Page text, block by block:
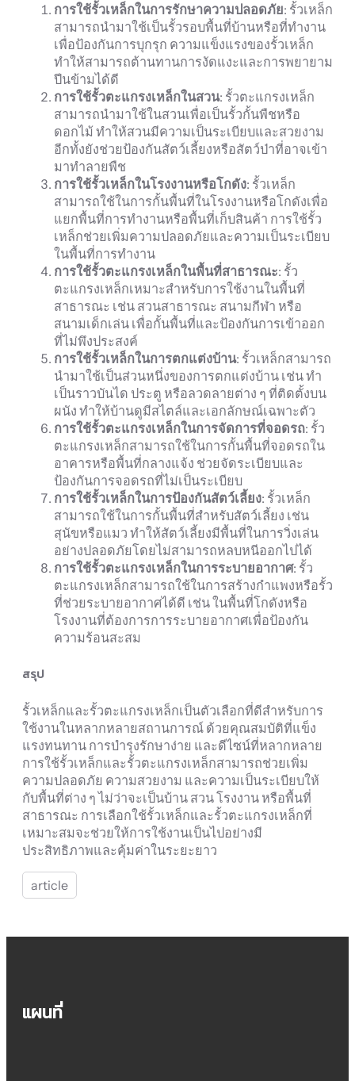
การใช้รั้วเหล็กในการรักษาความปลอดภัย: รั้วเหล็ก
สามารถนำมาใช้เป็นรั้วรอบพื้นที่บ้านหรือที่ทำงาน
เพื่อป้องกันการบุกรุก ความแข็งแรงของรั้วเหล็ก
ทำให้สามารถต้านทานการงัดแงะและการพยายาม
ปีนข้ามได้ดี
การใช้รั้วตะแกรงเหล็กในสวน: รั้วตะแกรงเหล็ก
สามารถนำมาใช้ในสวนเพื่อเป็นรั้วกั้นพืชหรือ
ดอกไม้ ทำให้สวนมีความเป็นระเบียบและสวยงาม
อีกทั้งยังช่วยป้องกันสัตว์เลี้ยงหรือสัตว์ป่าที่อาจเข้า
มาทำลายพืช
การใช้รั้วเหล็กในโรงงานหรือโกดัง: รั้วเหล็ก
สามารถใช้ในการกั้นพื้นที่ในโรงงานหรือโกดังเพื่อ
แยกพื้นที่การทำงานหรือพื้นที่เก็บสินค้า การใช้รั้ว
เหล็กช่วยเพิ่มความปลอดภัยและความเป็นระเบียบ
ในพื้นที่การทำงาน
การใช้รั้วตะแกรงเหล็กในพื้นที่สาธารณะ: รั้ว
ตะแกรงเหล็กเหมาะสำหรับการใช้งานในพื้นที่
สาธารณะ เช่น สวนสาธารณะ สนามกีฬา หรือ
สนามเด็กเล่น เพื่อกั้นพื้นที่และป้องกันการเข้าออก
ที่ไม่พึงประสงค์
การใช้รั้วเหล็กในการตกแต่งบ้าน: รั้วเหล็กสามารถ
นำมาใช้เป็นส่วนหนึ่งของการตกแต่งบ้าน เช่น ทำ
เป็นราวบันได ประตู หรือลวดลายต่าง ๆ ที่ติดตั้งบน
ผนัง ทำให้บ้านดูมีสไตล์และเอกลักษณ์เฉพาะตัว
การใช้รั้วตะแกรงเหล็กในการจัดการที่จอดรถ: รั้ว
ตะแกรงเหล็กสามารถใช้ในการกั้นพื้นที่จอดรถใน
อาคารหรือพื้นที่กลางแจ้ง ช่วยจัดระเบียบและ
ป้องกันการจอดรถที่ไม่เป็นระเบียบ
การใช้รั้วเหล็กในการป้องกันสัตว์เลี้ยง: รั้วเหล็ก
สามารถใช้ในการกั้นพื้นที่สำหรับสัตว์เลี้ยง เช่น
สุนัขหรือแมว ทำให้สัตว์เลี้ยงมีพื้นที่ในการวิ่งเล่น
อย่างปลอดภัยโดยไม่สามารถหลบหนีออกไปได้
การใช้รั้วตะแกรงเหล็กในการระบายอากาศ: รั้ว
ตะแกรงเหล็กสามารถใช้ในการสร้างกำแพงหรือรั้ว
ที่ช่วยระบายอากาศได้ดี เช่น ในพื้นที่โกดังหรือ
โรงงานที่ต้องการการระบายอากาศเพื่อป้องกัน
ความร้อนสะสม
สรุป
รั้วเหล็กและรั้วตะแกรงเหล็กเป็นตัวเลือกที่ดีสำหรับการ
ใช้งานในหลากหลายสถานการณ์ ด้วยคุณสมบัติที่แข็ง
แรงทนทาน การบำรุงรักษาง่าย และดีไซน์ที่หลากหลาย
การใช้รั้วเหล็กและรั้วตะแกรงเหล็กสามารถช่วยเพิ่ม
ความปลอดภัย ความสวยงาม และความเป็นระเบียบให้
กับพื้นที่ต่าง ๆ ไม่ว่าจะเป็นบ้าน สวน โรงงาน หรือพื้นที่
สาธารณะ การเลือกใช้รั้วเหล็กและรั้วตะแกรงเหล็กที่
เหมาะสมจะช่วยให้การใช้งานเป็นไปอย่างมี
ประสิทธิภาพและคุ้มค่าในระยะยาว
article
แผนที่